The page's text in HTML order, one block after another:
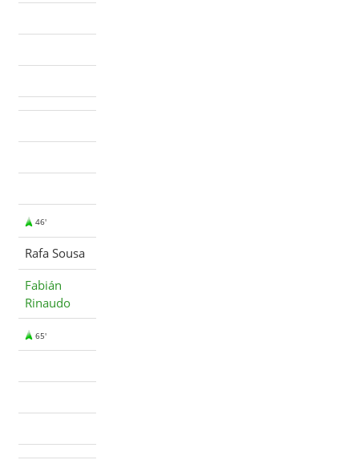
46'
Rafa Sousa
Fabián
Rinaudo
65'